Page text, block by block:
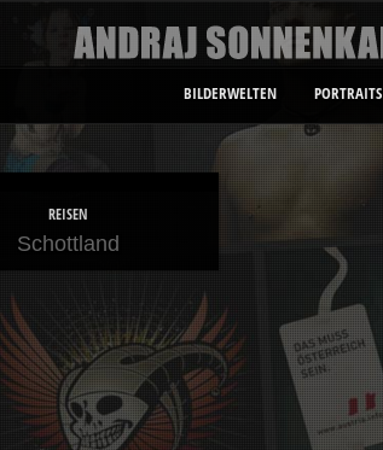
BILDERWELTEN PORTRAITS
REISEN
Schottland